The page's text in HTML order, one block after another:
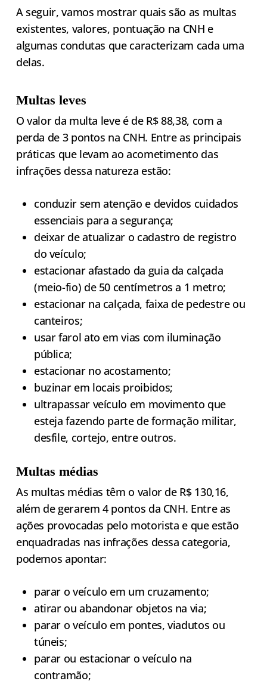
A seguir, vamos mostrar quais são as multas
existentes, valores, pontuação na CNH e
algumas condutas que caracterizam cada uma
delas.
Multas leves
O valor da multa leve é de R$ 88,38, com a
perda de 3 pontos na CNH. Entre as principais
práticas que levam ao acometimento das
infrações dessa natureza estão:
conduzir sem atenção e devidos cuidados
essenciais para a segurança;
deixar de atualizar o cadastro de registro
do veículo;
estacionar afastado da guia da calçada
(meio-fio) de 50 centímetros a 1 metro;
estacionar na calçada, faixa de pedestre ou
canteiros;
usar farol ato em vias com iluminação
pública;
estacionar no acostamento;
buzinar em locais proibidos;
ultrapassar veículo em movimento que
esteja fazendo parte de formação militar,
desfile, cortejo, entre outros.
Multas médias
As multas médias têm o valor de R$ 130,16,
além de gerarem 4 pontos da CNH. Entre as
ações provocadas pelo motorista e que estão
enquadradas nas infrações dessa categoria,
podemos apontar:
parar o veículo em um cruzamento;
atirar ou abandonar objetos na via;
parar o veículo em pontes, viadutos ou
túneis;
parar ou estacionar o veículo na
contramão;